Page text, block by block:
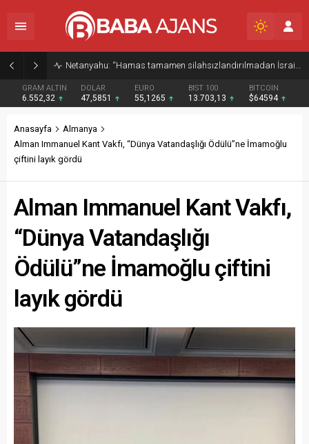
Netanyahu: “Hamas tamamen silahsızlandırılmadan İsrail Gazze’den çekilmeyecek”
GRAM ALTIN
6.552,32
DOLAR
47,5851
EURO
55,1265
BIST 100
13.703,13
BITCOIN
$64594
Anasayfa
Almanya
Alman Immanuel Kant Vakfı, “Dünya Vatandaşlığı Ödülü”ne İmamoğlu
çiftini layık gördü
Alman Immanuel Kant Vakfı,
“Dünya Vatandaşlığı
Ödülü”ne İmamoğlu çiftini
layık gördü